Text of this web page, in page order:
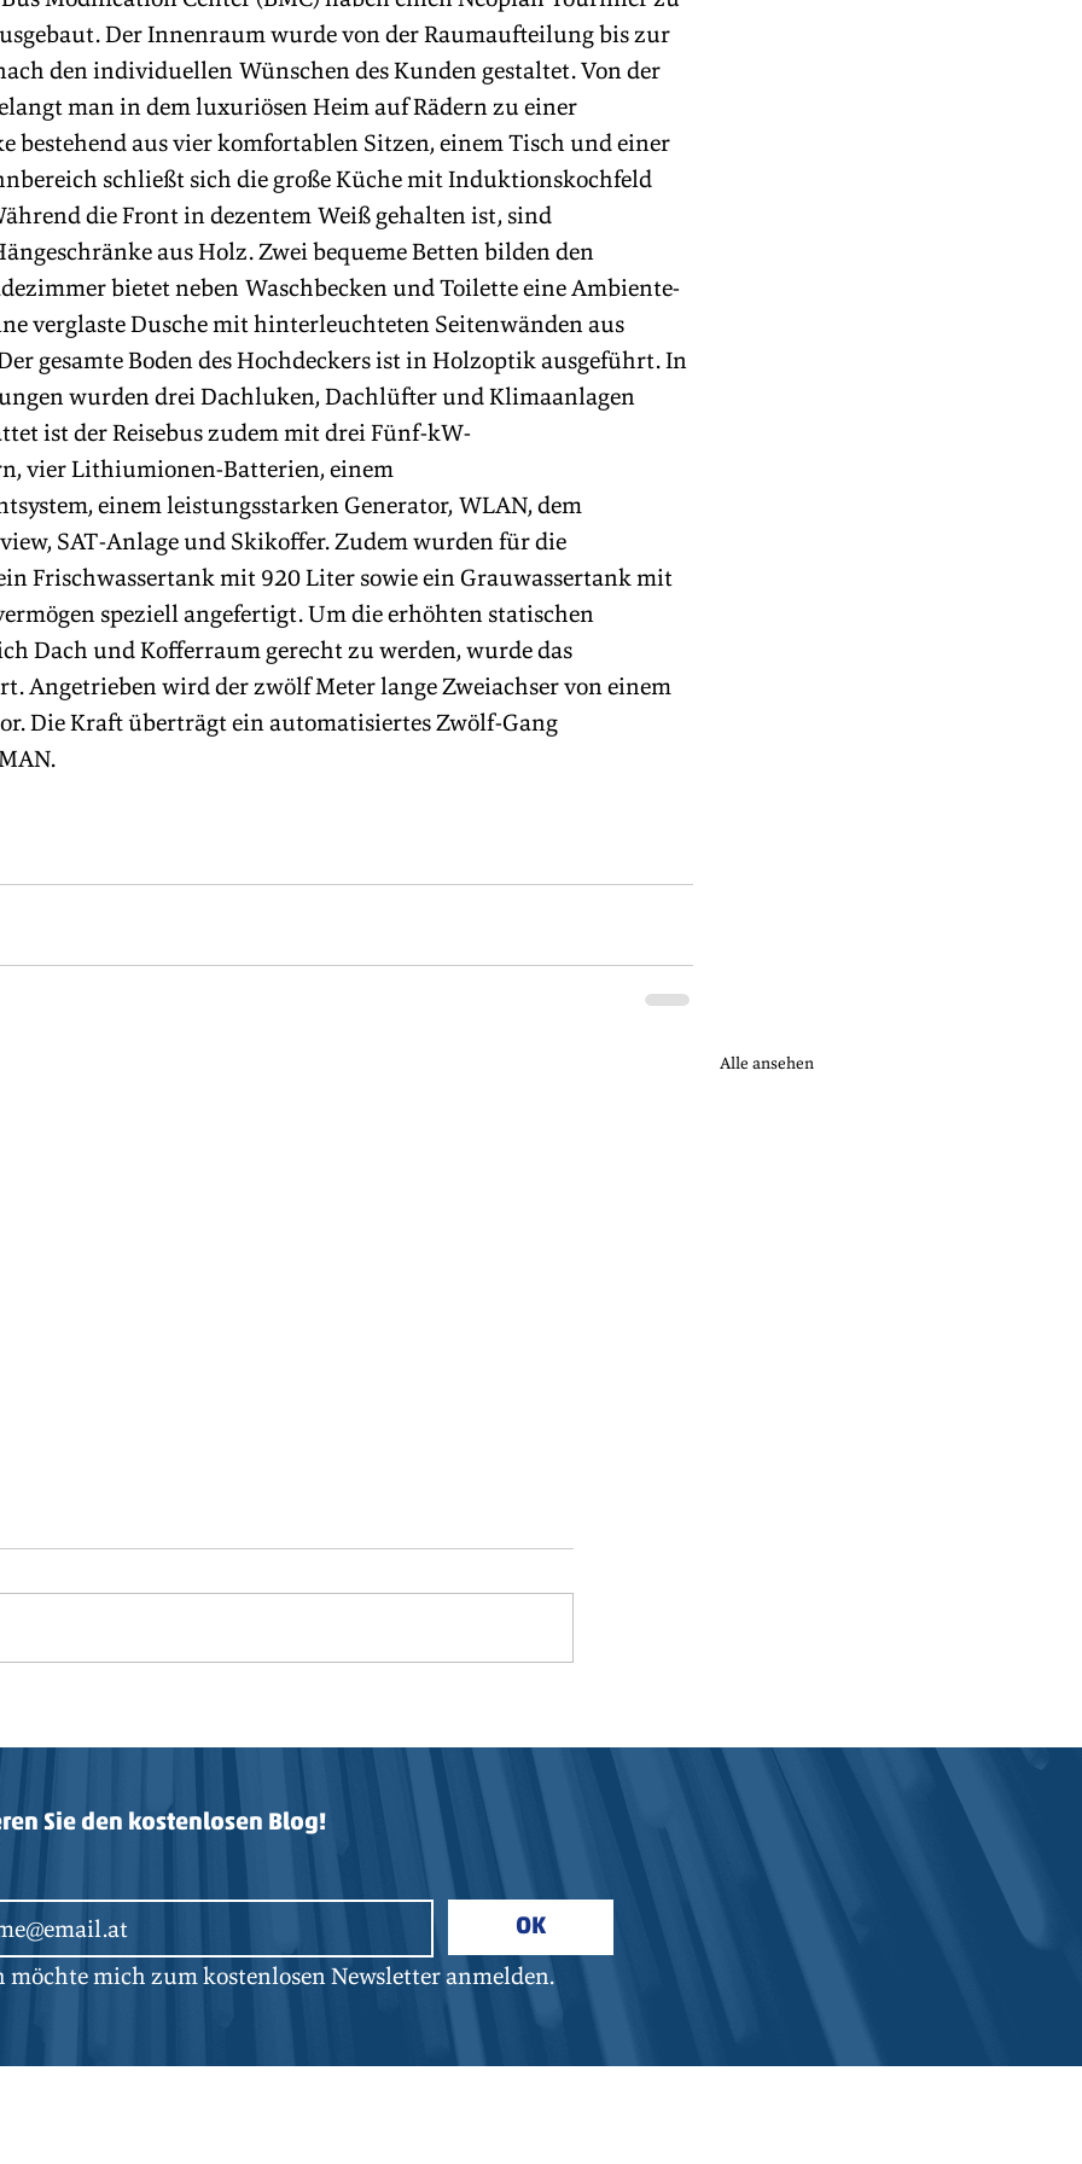
Der Innenraum wurde von der Raumaufteilung bis zur
den individuellen Wünschen des Kunden gestaltet. Von der
man in dem luxuriösen Heim auf Rädern zu einer
bestehend aus vier komfortablen Sitzen, einem Tisch und einer
schließt sich die große Küche mit Induktionskochfeld
die Front in dezentem Weiß gehalten ist, sind
aus Holz. Zwei bequeme Betten bilden den
bietet neben Waschbecken und Toilette eine Ambiente-
verglaste Dusche mit hinterleuchteten Seitenwänden aus
gesamte Boden des Hochdeckers ist in Holzoptik ausgeführt. In
wurden drei Dachluken, Dachlüfter und Klimaanlagen
ist der Reisebus zudem mit drei Fünf-kW-
vier Lithiumionen-Batterien, einem
einem leistungsstarken Generator, WLAN, dem
SAT-Anlage und Skikoffer. Zudem wurden für die
Frischwassertank mit 920 Liter sowie ein Grauwassertank mit
speziell angefertigt. Um die erhöhten statischen
Dach und Kofferraum gerecht zu werden, wurde das
Angetrieben wird der zwölf Meter lange Zweiachser von einem
Die Kraft überträgt ein automatisiertes Zwölf-Gang
Alle ansehen
Autonomer Busverkehr
Sie den kostenlosen Blog!
OK
möchte mich zum kostenlosen Newsletter anmelden.